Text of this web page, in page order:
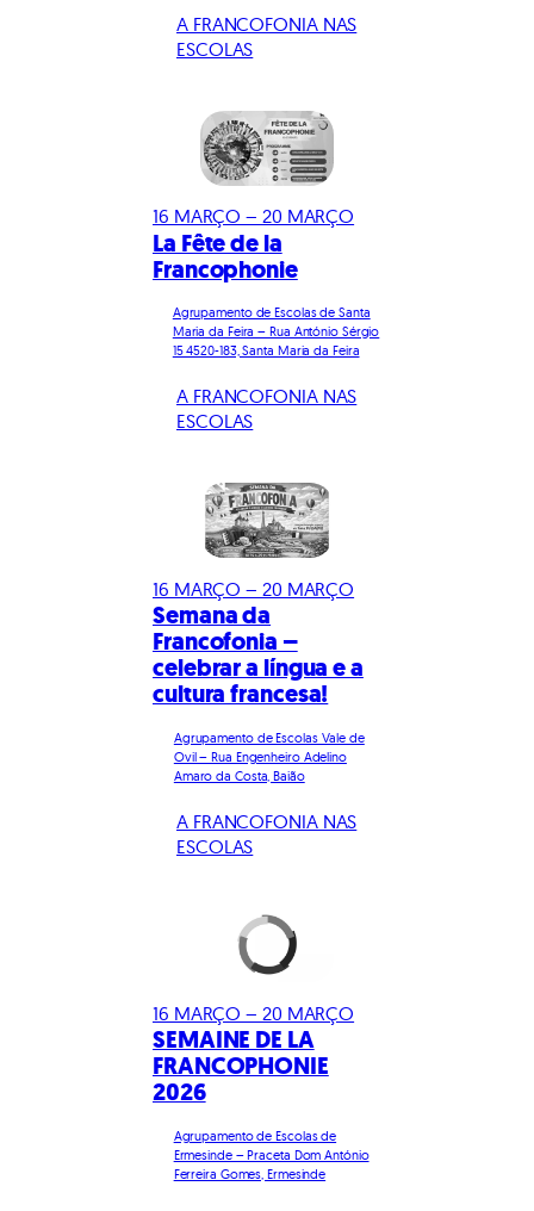
A FRANCOFONIA NAS
ESCOLAS
16 MARÇO – 20 MARÇO
La Fête de la
Francophonie
Agrupamento de Escolas de Santa
Maria da Feira – Rua António Sérgio
15 4520-183, Santa Maria da Feira
A FRANCOFONIA NAS
ESCOLAS
16 MARÇO – 20 MARÇO
Semana da
Francofonia –
celebrar a língua e a
cultura francesa!
Agrupamento de Escolas Vale de
Ovil – Rua Engenheiro Adelino
Amaro da Costa, Baião
A FRANCOFONIA NAS
ESCOLAS
16 MARÇO – 20 MARÇO
SEMAINE DE LA
FRANCOPHONIE
2026
Agrupamento de Escolas de
Ermesinde – Praceta Dom António
Ferreira Gomes, Ermesinde